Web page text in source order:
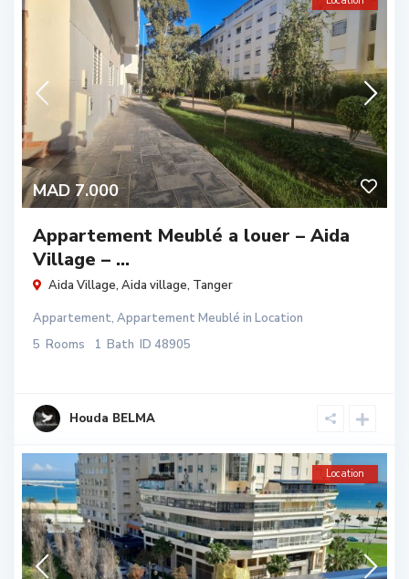
MAD 7.000
Appartement Meublé a louer – Aida
Village – ...
Aida Village, Aida village, Tanger
Appartement, Appartement Meublé in Location
5 Rooms 1 Bath ID 48905
Houda BELMA
Location